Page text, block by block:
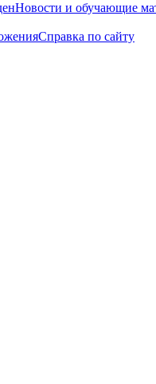
Новости и обучающие
Справка по сайту